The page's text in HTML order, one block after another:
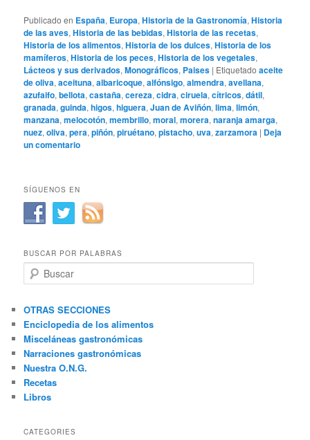
Publicado en España, Europa,Historia de la Gastronomía,Historia
de las aves,Historia de las bebidas,Historia de las recetas,
Historia de los alimentos,Historia de los dulces,Historia de los
mamíferos,Historia de los peces,Historia de los vegetales,
Lácteos y sus derivados,Monográficos, Paises | Etiquetado aceite
de oliva,aceituna,albaricoque,alfónsigo,almendra,avellana,
azufaifo,bellota,castaña,cereza,cidra,ciruela,cítricos,dátil,
granada,guinda,higos,higuera,Juan de Aviñón,lima,limón,
manzana,melocotón,membrillo,moral,morera,naranja amarga,
nuez,oliva,pera,piñón,piruétano,pistacho,uva,zarzamora | Deja
un comentario
SÍGUENOS EN
BUSCAR POR PALABRAS
u
c
a
r
OTRAS SECCIONES
Enciclopedia de los alimentos
Misceláneas gastronómicas
Narraciones gastronómicas
Nuestra O.N.G.
Recetas
Libros
CATEGORIES